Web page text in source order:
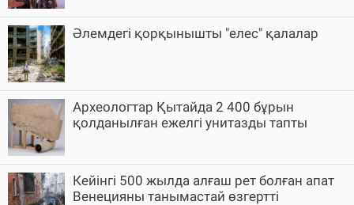
Әлемдегі қорқынышты "елес" қалалар
Археологтар Қытайда 2 400 бұрын
қолданылған ежелгі унитазды тапты
Кейінгі 500 жылда алғаш рет болған апат
Венецияны танымастай өзгертті